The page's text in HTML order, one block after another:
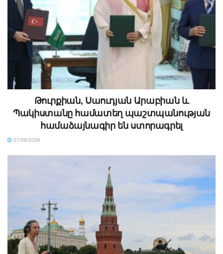
Թուրքիան, Սաուդյան Արաբիան և
Պակիստանը համատեղ պաշտպանության
համաձայնագիր են ստորագրել
07/08/2026